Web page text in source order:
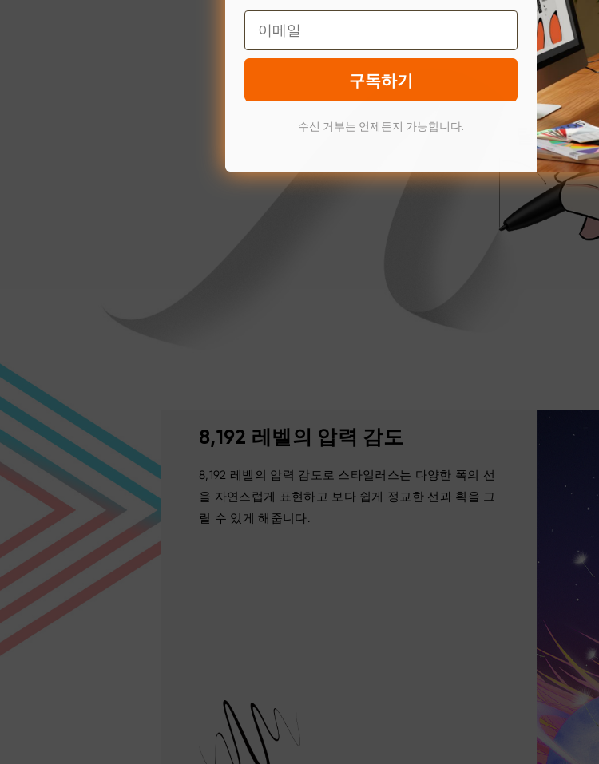
틸트
8,192 레벨의 압력 감도
8,192 레벨의 압력 감도로 스타일러스는 다양한 폭의 선
을 자연스럽게 표현하고 보다 쉽게 정교한 선과 획을 그
릴 수 있게 해줍니다.
Email
구독하기
수신 거부는 언제든지 가능합니다.